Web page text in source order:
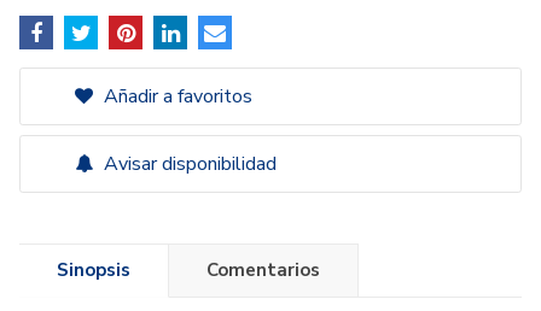
Añadir a favoritos
Avisar disponibilidad
Sinopsis Comentarios